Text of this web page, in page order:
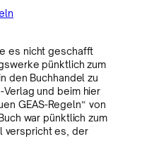
es nicht geschafft
pünktlich zum
den Buchhandel zu
und beim hier
GEAS-Regeln“ von
war pünktlich zum
verspricht es, der